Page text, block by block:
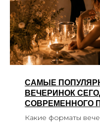
САМЫЕ
ВЕЧЕРИНОК
СОВРЕМЕННОГО
Какие форматы